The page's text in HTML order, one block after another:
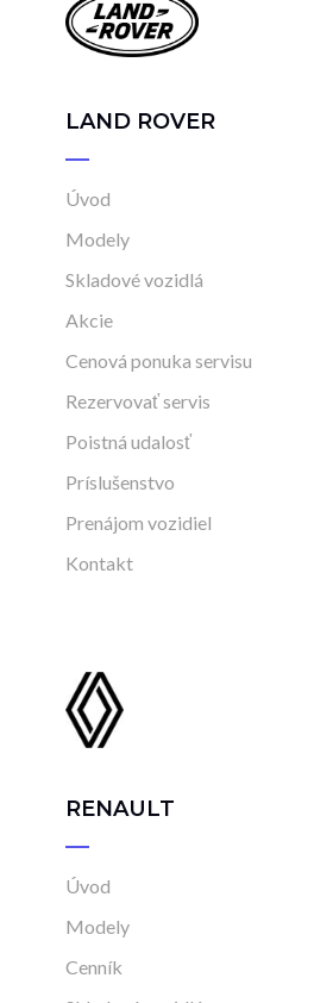
meniť konfiguráciu
LAND ROVER
Úvod
Modely
Skladové vozidlá
Akcie
Cenová ponuka servisu
Rezervovať servis
Poistná udalosť
Príslušenstvo
Prenájom vozidiel
Kontakt
RENAULT
Úvod
Modely
Cenník